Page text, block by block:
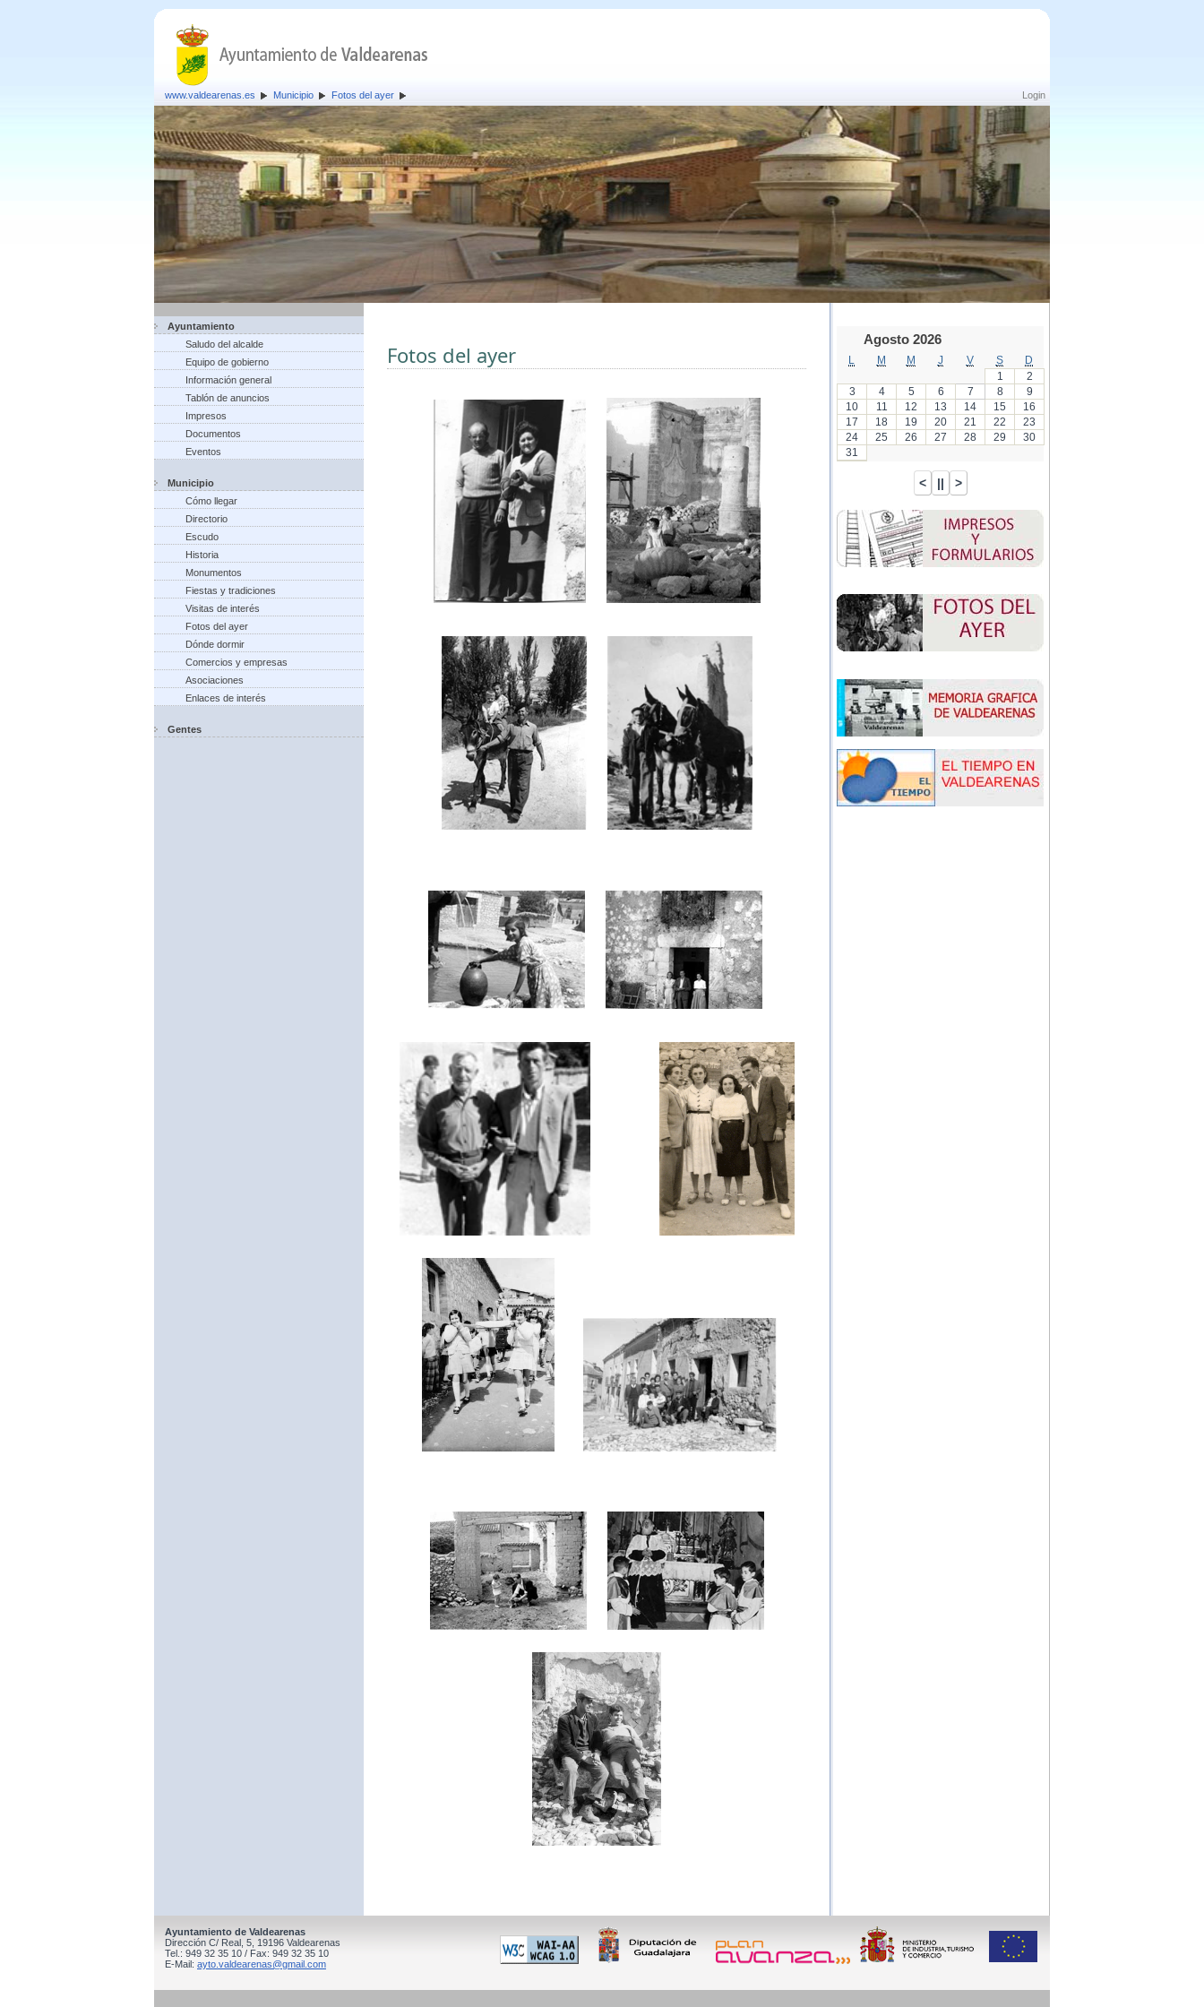
Login
www.valdearenas.es Municipio Fotos del ayer
Ayuntamiento
Saludo del alcalde
Equipo de gobierno
Información general
Tablón de anuncios
Impresos
Documentos
Eventos
Municipio
Cómo llegar
Directorio
Escudo
Historia
Monumentos
Fiestas y tradiciones
Visitas de interés
Fotos del ayer
Dónde dormir
Comercios y empresas
Asociaciones
Enlaces de interés
Gentes
Fotos del ayer
Agosto 2026
M M J V S
D
1
2
3
4 5 6 7 8
9
10
11 12 13 14 15
16
17
18 19 20 21 22
23
24
25 26 27 28 29
30
31
Ayuntamiento de Valdearenas
Dirección C/ Real, 5, 19196 Valdearenas
Tel.: 949 32 35 10 / Fax: 949 32 35 10
E-Mail: ayto.valdearenas@gmail.com